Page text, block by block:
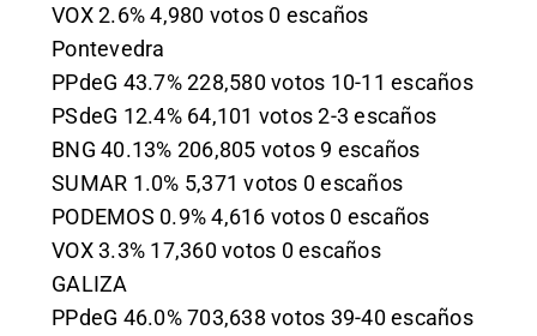
VOX 2.6% 4,980 votos 0 escaños
Pontevedra
PPdeG 43.7% 228,580 votos 10-11 escaños
PSdeG 12.4% 64,101 votos 2-3 escaños
BNG 40.13% 206,805 votos 9 escaños
SUMAR 1.0% 5,371 votos 0 escaños
PODEMOS 0.9% 4,616 votos 0 escaños
VOX 3.3% 17,360 votos 0 escaños
GALIZA
PPdeG 46.0% 703,638 votos 39-40 escaños